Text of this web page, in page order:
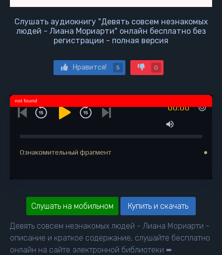
Слушать аудиокнигу "Девять совсем незнакомых
людей - Лиана Мориарти" онлайн бесплатно без
регистрации - полная версия
Нравится! 5 0
00:00
Ознакомительный фрагмент
not found
Слушать на мобильном Купить и скачать
Девять совсем незнакомых людей - Лиана Мориарти -
описание и краткое содержание, слушайте бесплатно
онлайн на сайте электронной библиотеки ➨